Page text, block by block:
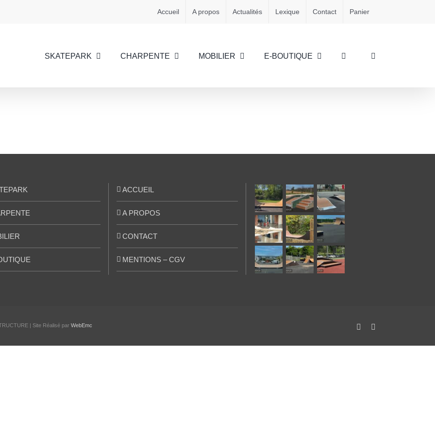
Accueil A propos Actualités Lexique Contact Panier
SKATEPARK CHARPENTE MOBILIER E-BOUTIQUE
ACCUEIL
A PROPOS
CONTACT
MENTIONS – CGV
| Site Réalisé par WebEmc Facebook